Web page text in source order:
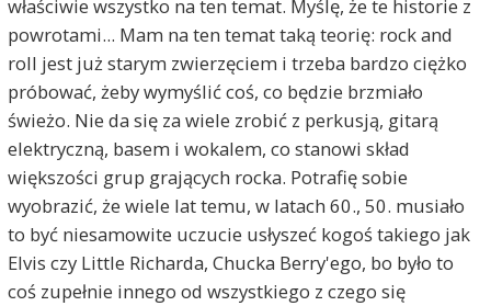
właściwie wszystko na ten temat. Myślę, że te historie z
powrotami... Mam na ten temat taką teorię: rock and
roll jest już starym zwierzęciem i trzeba bardzo ciężko
próbować, żeby wymyślić coś, co będzie brzmiało
świeżo. Nie da się za wiele zrobić z perkusją, gitarą
elektryczną, basem i wokalem, co stanowi skład
większości grup grających rocka. Potrafię sobie
wyobrazić, że wiele lat temu, w latach 60., 50. musiało
to być niesamowite uczucie usłyszeć kogoś takiego jak
Elvis czy Little Richarda, Chucka Berry'ego, bo było to
coś zupełnie innego od wszystkiego z czego się